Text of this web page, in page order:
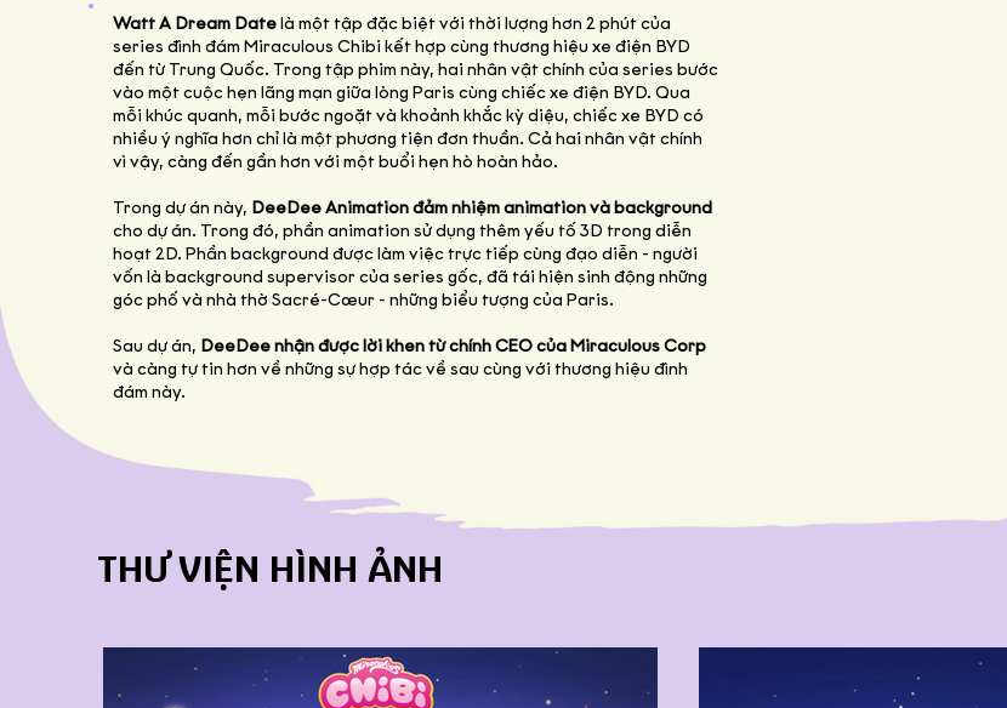
Watt A Dream Datelà một tập đặc biệt với thời lượng hơn 2 phút của
series đình đám Miraculous Chibi kết hợp cùng thương hiệu xe điện BYD
đến từ Trung Quốc. Trong tập phim này, hai nhân vật chính của series bước
vào một cuộc hẹn lãng mạn giữa lòng Paris cùng chiếc xe điện BYD. Qua
mỗi khúc quanh, mỗi bước ngoặt và khoảnh khắc kỳ diệu, chiếc xe BYD có
nhiều ý nghĩa hơn chỉ là một phương tiện đơn thuần. Cả hai nhân vật chính
vì vậy, càng đến gần hơn với một buổi hẹn hò hoàn hảo.
Trong dự án này, DeeDee Animation đảm nhiệm animation và background
cho dự án. Trong đó, phần animation sử dụng thêm yếu tố 3D trong diễn
hoạt 2D. Phần background được làm việc trực tiếp cùng đạo diễn - người
vốn là background supervisor của series gốc, đã tái hiện sinh động những
góc phố và nhà thờ Sacré-Cœur - những biểu tượng của Paris.
Sau dự án, DeeDee nhận được lời khen từ chính CEO của Miraculous Corp
và càng tự tin hơn về những sự hợp tác về sau cùng với thương hiệu đình
đám này.
THƯ VIỆN HÌNH ẢNH